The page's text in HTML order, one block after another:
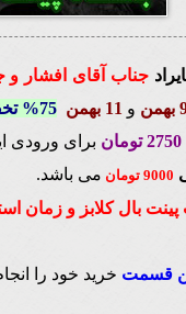
جناب آقای افشار و
و 11 بهمن 75% تخفیف
برای ورودی
9000 تومان
می باشد.
بال کلابز و زمان
قسمت خرید خود را